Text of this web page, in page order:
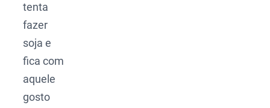
tenta
fazer
soja e
fica com
aquele
gosto